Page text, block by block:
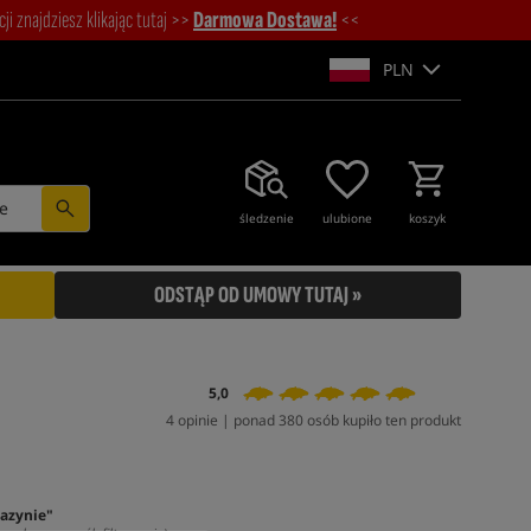
znajdziesz klikając tutaj >>Darmowa Dostawa! <<
PLN
śledzenie ulubione koszyk
ODSTĄP OD UMOWY TUTAJ »
5,0
4 opinie | ponad 380 osób kupiło ten produkt